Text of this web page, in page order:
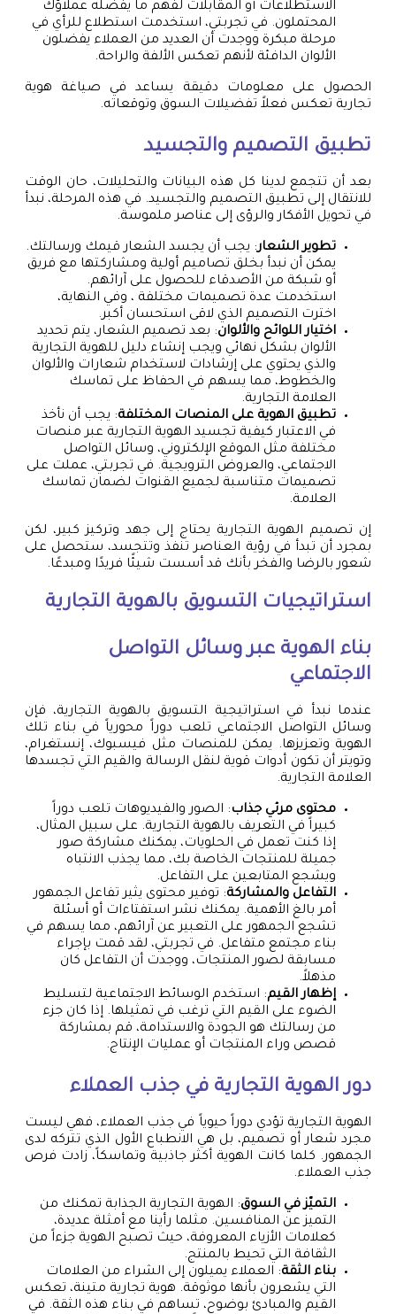
الاستطلاعات أو المقابلات لفهم ما يفضله عملاؤك
المحتملون. في تجربتي، استخدمت استطلاع للرأي في
مرحلة مبكرة ووجدت أن العديد من العملاء يفضلون
الألوان الدافئة لأنهم تعكس الألفة والراحة.
الحصول على معلومات دقيقة يساعد في صياغة هوية
تجارية تعكس فعلاً تفضيلات السوق وتوقعاته.
تطبيق التصميم والتجسيد
بعد أن تتجمع لدينا كل هذه البيانات والتحليلات، حان الوقت
للانتقال إلى تطبيق التصميم والتجسيد. في هذه المرحلة، نبدأ
في تحويل الأفكار والرؤى إلى عناصر ملموسة.
تطوير الشعار: يجب أن يجسد الشعار قيمك ورسالتك.
يمكن أن نبدأ بخلق تصاميم أولية ومشاركتها مع فريق
أو شبكة من الأصدقاء للحصول على آرائهم.
استخدمت عدة تصميمات مختلفة ، وفي النهاية،
اخترت التصميم الذي لاقى استحسان أكبر.
اختيار اللوائح والألوان: بعد تصميم الشعار، يتم تحديد
الألوان بشكل نهائي ويجب إنشاء دليل للهوية التجارية
والذي يحتوي على إرشادات لاستخدام شعارات والألوان
والخطوط، مما يسهم في الحفاظ على تماسك
العلامة التجارية.
تطبيق الهوية على المنصات المختلفة: يجب أن نأخذ
في الاعتبار كيفية تجسيد الهوية التجارية عبر منصات
مختلفة مثل الموقع الإلكتروني، وسائل التواصل
الاجتماعي، والعروض الترويجية. في تجربتي، عملت على
تصميمات متناسبة لجميع القنوات لضمان تماسك
العلامة.
إن تصميم الهوية التجارية يحتاج إلى جهد وتركيز كبير، لكن
بمجرد أن تبدأ في رؤية العناصر تنفذ وتتجسد، ستحصل على
شعور بالرضا والفخر بأنك قد أسست شيئًا فريدًا ومبدعًا.
استراتيجيات التسويق بالهوية التجارية
بناء الهوية عبر وسائل التواصل
الاجتماعي
عندما نبدأ في استراتيجية التسويق بالهوية التجارية، فإن
وسائل التواصل الاجتماعي تلعب دوراً محورياً في بناء تلك
الهوية وتعزيزها. يمكن للمنصات مثل فيسبوك، إنستغرام،
وتويتر أن تكون أدوات قوية لنقل الرسالة والقيم التي تجسدها
العلامة التجارية.
محتوى مرئي جذاب: الصور والفيديوهات تلعب دوراً
كبيراً في التعريف بالهوية التجارية. على سبيل المثال،
إذا كنت تعمل في الحلويات، يمكنك مشاركة صور
جميلة للمنتجات الخاصة بك، مما يجذب الانتباه
ويشجع المتابعين على التفاعل.
التفاعل والمشاركة: توفير محتوى يثير تفاعل الجمهور
أمر بالغ الأهمية. يمكنك نشر استفتاءات أو أسئلة
تشجع الجمهور على التعبير عن آرائهم، مما يسهم في
بناء مجتمع متفاعل. في تجربتي، لقد قمت بإجراء
مسابقة لصور المنتجات، ووجدت أن التفاعل كان
مذهلاً.
إظهار القيم: استخدم الوسائط الاجتماعية لتسليط
الضوء على القيم التي ترغب في تمثيلها. إذا كان جزء
من رسالتك هو الجودة والاستدامة، قم بمشاركة
قصص وراء المنتجات أو عمليات الإنتاج.
دور الهوية التجارية في جذب العملاء
الهوية التجارية تؤدي دوراً حيوياً في جذب العملاء، فهي ليست
مجرد شعار أو تصميم، بل هي الانطباع الأول الذي تتركه لدى
الجمهور. كلما كانت الهوية أكثر جاذبية وتماسكاً، زادت فرص
جذب العملاء.
التميّز في السوق: الهوية التجارية الجذابة تمكنك من
التميز عن المنافسين. مثلما رأينا مع أمثلة عديدة،
كعلامات الأزياء المعروفة، حيث تصبح الهوية جزءاً من
الثقافة التي تحيط بالمنتج.
بناء الثقة: العملاء يميلون إلى الشراء من العلامات
التي يشعرون بأنها موثوقة. هوية تجارية متينة، تعكس
القيم والمبادئ بوضوح، تساهم في بناء هذه الثقة. في